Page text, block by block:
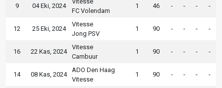
9 04 Eki, 2024
FC Volendam
1 46 - - - -
12 25 Eki, 2024
Vitesse
Jong PSV
1 90 - - - -
16 22 Kas, 2024
Vitesse
Cambuur
1 90 - - - -
14 08 Kas, 2024
ADO Den Haag
Vitesse
1 90 - - - -